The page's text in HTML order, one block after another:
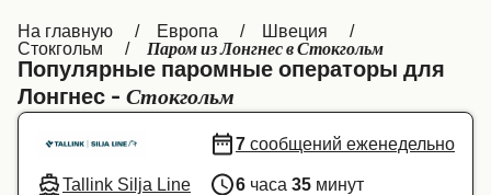
Italia Canada (FR)
Canada België (NL)
Ελλάδα Belgique (FR)
На главную Европа
Швеция
Стокгольм
Паром из Лонгнес в Стокгольм
Популярные паромные операторы для
Лонгнес - Стокгольм
Tallink Silja Line
7 сообщений еженедельно
6 часа 35 минут